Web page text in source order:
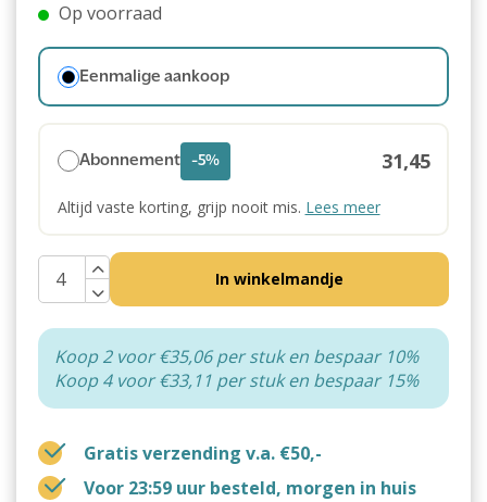
Op voorraad
Eenmalige aankoop
Abonnement -5% 31,45
Altijd vaste korting, grijp nooit mis. Lees meer
In winkelmandje
Koop 2 voor €35,06 per stuk en bespaar 10%
Koop 4 voor €33,11 per stuk en bespaar 15%
Gratis verzending v.a. €50,-
Voor 23:59 uur besteld, morgen in huis